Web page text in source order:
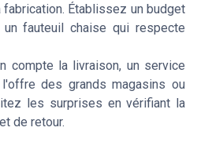
Établissez un budget
fauteuil chaise qui respecte
compte la livraison, un service
des grands magasins ou
les surprises en vérifiant la
de retour.